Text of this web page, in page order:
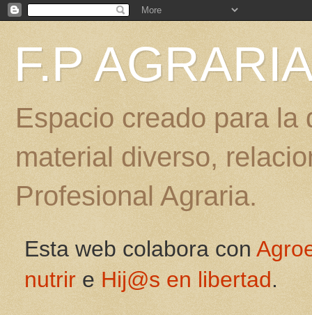
F.P
Espacio creado para
material diverso,
Profesional Agraria.
Esta web colabora con
nutrir e Hij@s en libertad.